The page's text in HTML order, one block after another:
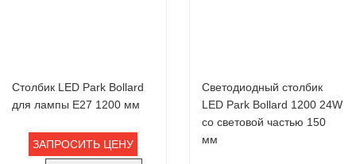
Столбик LED Park Bollard
для лампы Е27 1200 мм
ЗАПРОСИТЬ ЦЕНУ
Светодиодный столбик
LED Park Bollard 1200 24W
со световой частью 150
мм